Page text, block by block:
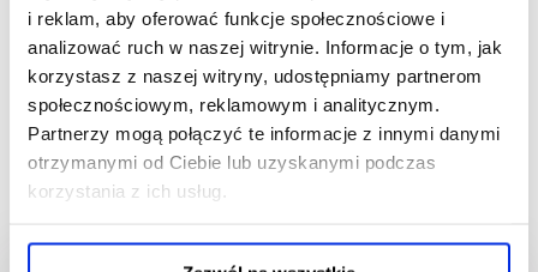
i reklam, aby oferować funkcje społecznościowe i
analizować ruch w naszej witrynie. Informacje o tym, jak
korzystasz z naszej witryny, udostępniamy partnerom
społecznościowym, reklamowym i analitycznym.
Partnerzy mogą połączyć te informacje z innymi danymi
otrzymanymi od Ciebie lub uzyskanymi podczas
korzystania z ich usług.
5
4 (17)
3
2
(0)